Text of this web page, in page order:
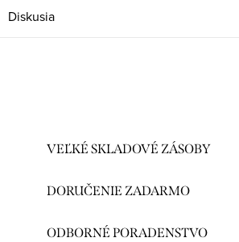
Diskusia
VEĽKÉ SKLADOVÉ ZÁSOBY
DORUČENIE ZADARMO
ODBORNÉ PORADENSTVO